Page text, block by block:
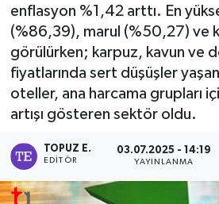
enflasyon %1,42 arttı. En
(%86,39), marul (%50,27) ve
görülürken; karpuz, kavun ve
fiyatlarında sert düşüşler
oteller, ana harcama grupları
artışı gösteren sektör oldu.
TOPUZ E.
EDITÖR
03.07.2025 - 14:19
YAYINLANMA
TEKNOLOJİ
TÜRKİYE
Haber Arşivi